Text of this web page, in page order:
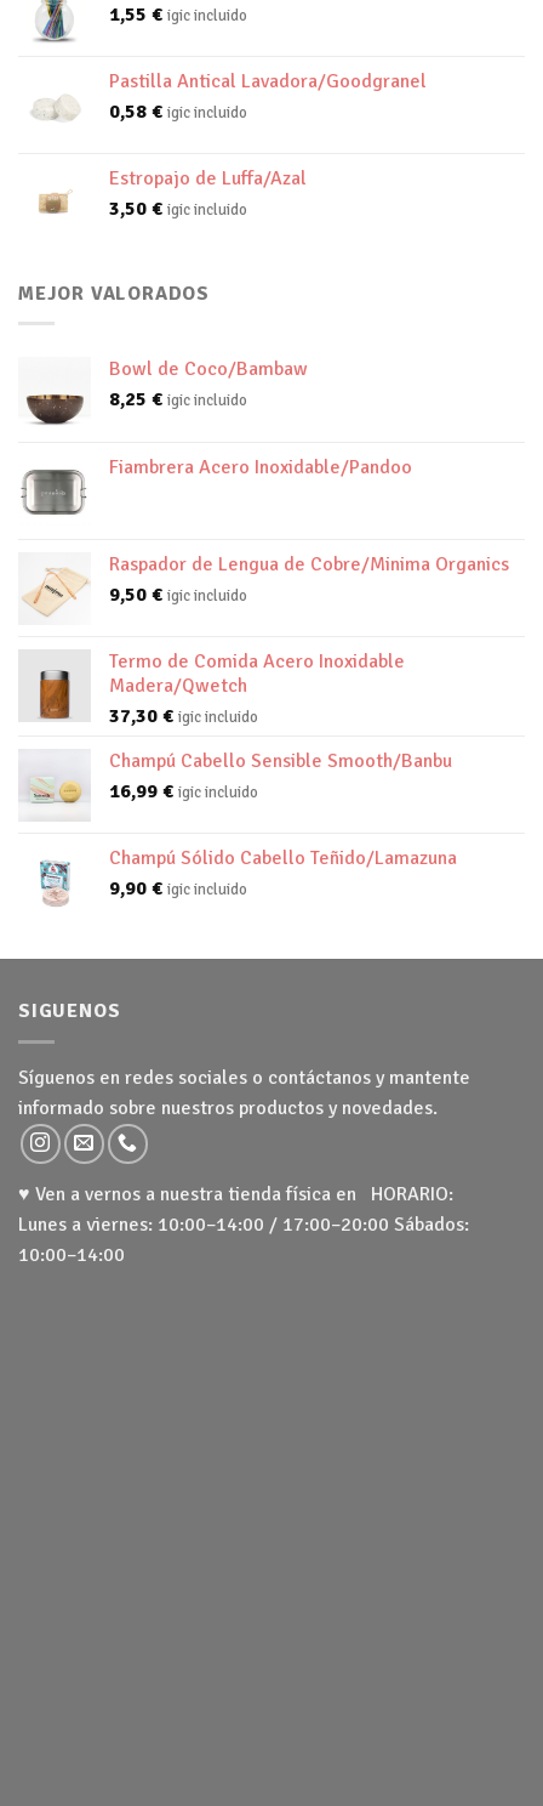
1,55 € igic incluido
Pastilla Antical Lavadora/Goodgranel
0,58 € igic incluido
Estropajo de Luffa/Azal
3,50 € igic incluido
MEJOR VALORADOS
Bowl de Coco/Bambaw
8,25 € igic incluido
Fiambrera Acero Inoxidable/Pandoo
Raspador de Lengua de Cobre/Minima Organics
9,50 € igic incluido
Termo de Comida Acero Inoxidable
Madera/Qwetch
37,30 € igic incluido
Champú Cabello Sensible Smooth/Banbu
16,99 € igic incluido
Champú Sólido Cabello Teñido/Lamazuna
9,90 € igic incluido
SIGUENOS
Síguenos en redes sociales o contáctanos y mantente
informado sobre nuestros productos y novedades.
♥ Ven a vernos a nuestra tienda física en HORARIO:
Lunes a viernes: 10:00–14:00 / 17:00–20:00 Sábados:
10:00–14:00